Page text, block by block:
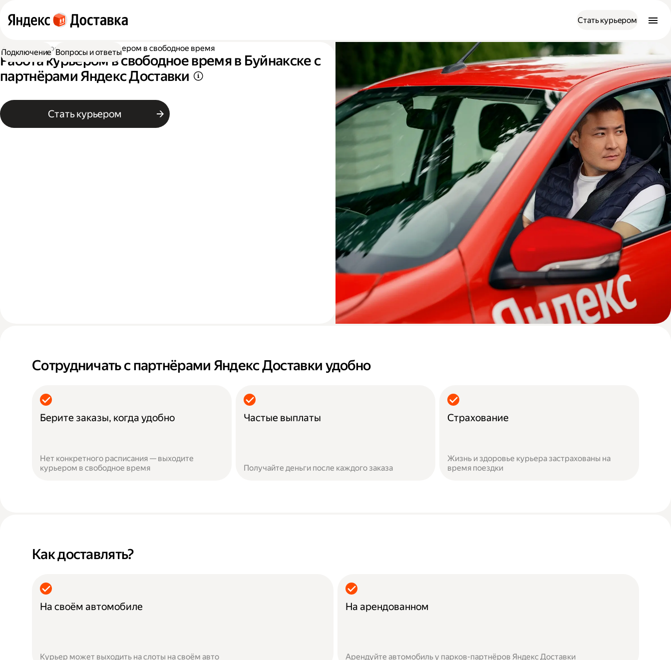
Стать курьером
Работа курьером Работа курьером в свободное время
Работа курьером в свободное время в Буйнакске с
партнёрами Яндекс Доставки
Стать курьером
Подключение Вопросы и ответы
Сотрудничать с партнёрами Яндекс Доставки удобно
Берите заказы, когда удобно
Нет конкретного расписания — выходите
курьером в свободное время
Частые выплаты
Получайте деньги после каждого заказа
Страхование
Жизнь и здоровье курьера застрахованы на
время поездки
Как доставлять?
На своём автомобиле
Курьер может выходить на слоты на своём авто
На арендованном
Арендуйте автомобиль у парков-партнёров Яндекс Доставки